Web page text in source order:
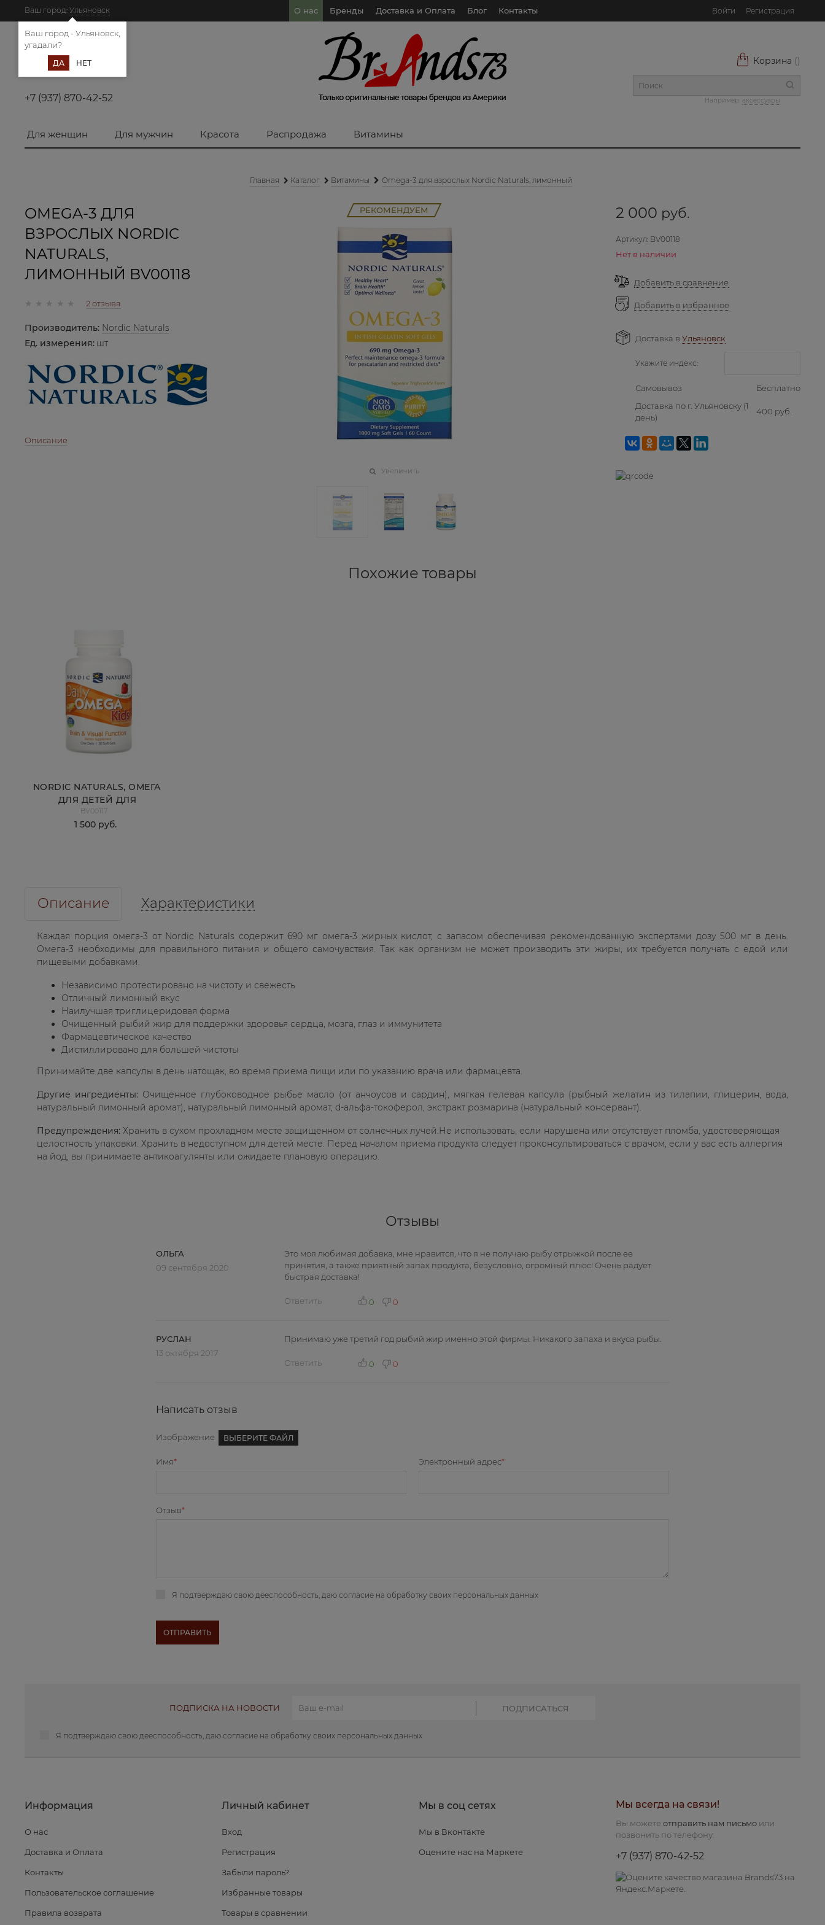
Ваш город: Ульяновск О нас Бренды Доставка и Оплата Блог Контакты Войти Регистрация
+7 (937) 870-42-52
Корзина ()
Например: аксессуары
Для женщин Для мужчин Красота Распродажа Витамины
Главная Каталог Витамины Omega-3 для взрослых Nordic Naturals, лимонный
OMEGA-3 ДЛЯ
ВЗРОСЛЫХ NORDIC
NATURALS,
ЛИМОННЫЙ BV00118
2 отзыва
Производитель: Nordic Naturals
Ед. измерения: шт
Описание
РЕКОМЕНДУЕМ
Увеличить
2 000 руб.
Артикул: BV00118
Нет в наличии
Добавить в сравнение
Добавить в избранное
Доставка в Ульяновск
Укажите индекс:
Самовывоз
Бесплатно
Доставка по г. Ульяновску (1
день)
400 руб.
Похожие товары
NORDIC NATURALS, ОМЕГА
ДЛЯ ДЕТЕЙ ДЛЯ
ЕЖЕДНЕВНОГО
УПОТРЕБЛЕНИЯ,
BV00117
1 500 руб.
Описание Характеристики
Каждая порция омега-3 от Nordic Naturals содержит 690 мг омега-3 жирных кислот, с запасом обеспечивая рекомендованную экспертами дозу 500 мг в день.
Омега-3 необходимы для правильного питания и общего самочувствия. Так как организм не может производить эти жиры, их требуется получать с едой или
пищевыми добавками.
Независимо протестировано на чистоту и свежесть
Отличный лимонный вкус
Наилучшая триглицеридовая форма
Очищенный рыбий жир для поддержки здоровья сердца, мозга, глаз и иммунитета
Фармацевтическое качество
Дистиллировано для большей чистоты
Принимайте две капсулы в день натощак, во время приема пищи или по указанию врача или фармацевта.
Другие ингредиенты: Очищенное глубоководное рыбье масло (от анчоусов и сардин), мягкая гелевая капсула (рыбный желатин из тилапии, глицерин, вода,
натуральный лимонный аромат), натуральный лимонный аромат, d-альфа-токоферол, экстракт розмарина (натуральный консервант).
Предупреждения: Хранить в сухом прохладном месте защищенном от солнечных лучей.Не использовать, если нарушена или отсутствует пломба, удостоверяющая
целостность упаковки. Хранить в недоступном для детей месте. Перед началом приема продукта следует проконсультироваться с врачом, если у вас есть аллергия
на йод, вы принимаете антикоагулянты или ожидаете плановую операцию.
Отзывы
ОЛЬГА
09 сентября 2020
Это моя любимая добавка, мне нравится, что я не получаю рыбу отрыжкой после ее
принятия, а также приятный запах продукта, безусловно, огромный плюс! Очень радует
быстрая доставка!
Ответить 0 0
РУСЛАН
13 октября 2017
Принимаю уже третий год рыбий жир именно этой фирмы. Никакого запаха и вкуса рыбы.
Ответить 0 0
Написать отзыв
Изображение ВЫБЕРИТЕ ФАЙЛ
Имя Электронный адрес
Отзыв
Я подтверждаю свою дееспособность, даю согласие на обработку своих персональных данных
ПОДПИСКА НА НОВОСТИ
Я подтверждаю свою дееспособность, даю согласие на обработку своих персональных данных
Информация
О нас
Доставка и Оплата
Контакты
Пользовательское соглашение
Правила возврата
Личный кабинет
Вход
Регистрация
Забыли пароль?
Избранные товары
Товары в сравнении
Мы в соц сетях
Мы в Вконтакте
Оцените нас на Маркете
Мы всегда на связи!
Вы можете отправить нам письмо или
позвонить по телефону:
+7 (937) 870-42-52
Ваш город - Ульяновск,
угадали?
ДА НЕТ